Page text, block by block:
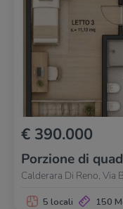
€ 390.000
Porzione di
Calderara Di Reno, Via
5 locali 150